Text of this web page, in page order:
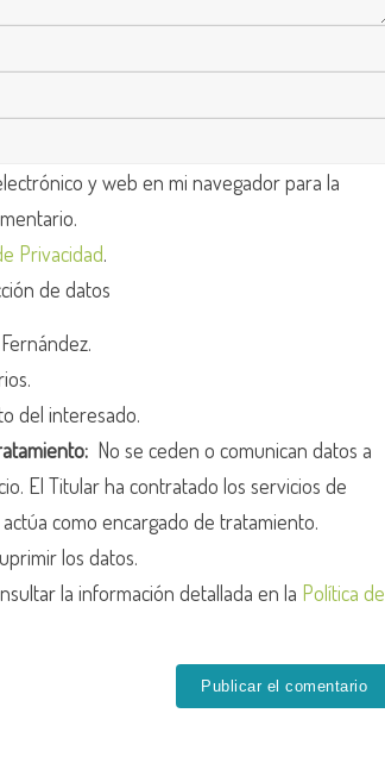
y web en mi navegador para la
Privacidad.
de datos
del interesado.
No se ceden o comunican datos a
El Titular ha contratado los servicios de
como encargado de tratamiento.
los datos.
la información detallada en la Política de